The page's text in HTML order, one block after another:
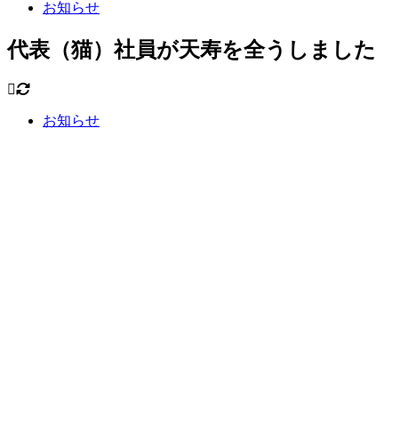
お知らせ
代表（猫）社員が天寿を全うしました
お知らせ